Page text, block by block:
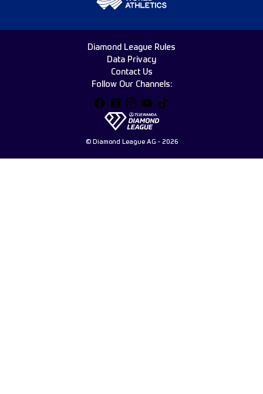
© Diamond League AG - 2026
Follow Our Channels:
Diamond League Rules
Data Privacy
Contact Us